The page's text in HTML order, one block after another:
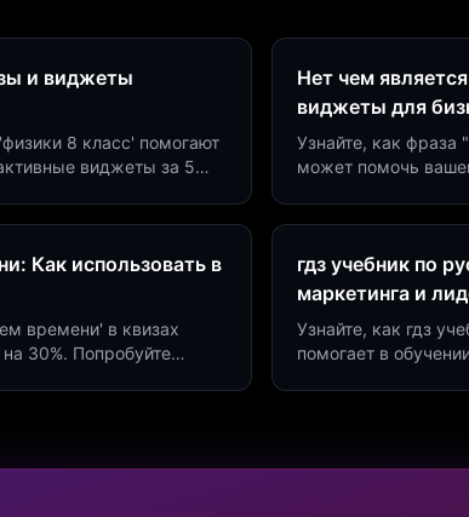
и виджеты
8 класс' помогают
виджеты за 5
Нет чем
виджеты для
Узнайте, как фраза
может помочь
Как использовать в
времени' в квизах
30%. Попробуйте
гдз учебник по
маркетинга и
Узнайте, как гдз
помогает в